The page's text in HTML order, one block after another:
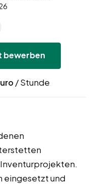
bewerben
/ Stunde
eingesetzt und